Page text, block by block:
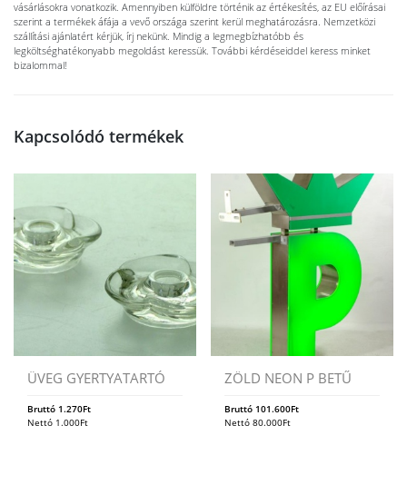
vásárlásokra vonatkozik. Amennyiben külföldre történik az értékesítés, az EU előírásai
szerint a termékek áfája a vevő országa szerint kerül meghatározásra. Nemzetközi
szállítási ajánlatért kérjük, írj nekünk. Mindig a legmegbízhatóbb és
legköltséghatékonyabb megoldást keressük. További kérdéseiddel keress minket
bizalommal!
Kapcsolódó termékek
ÜVEG GYERTYATARTÓ
Bruttó 1.270Ft
Nettó 1.000Ft
ZÖLD NEON P BETŰ
Bruttó 101.600Ft
Nettó80.000Ft